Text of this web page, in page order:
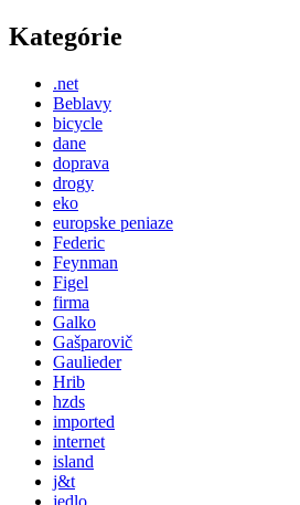
Kategórie
.net
Beblavy
bicycle
dane
doprava
drogy
eko
europske peniaze
Federic
Feynman
Figel
firma
Galko
Gašparovič
Gaulieder
Hrib
hzds
imported
internet
island
j&t
jedlo